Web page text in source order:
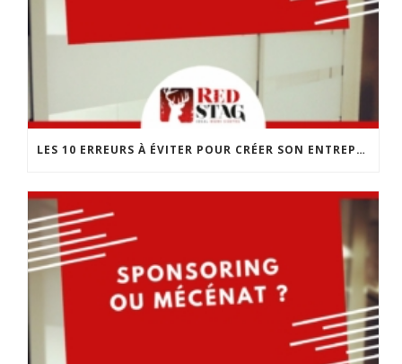
LES 10 ERREURS À ÉVITER POUR CRÉER SON ENTREPRISE